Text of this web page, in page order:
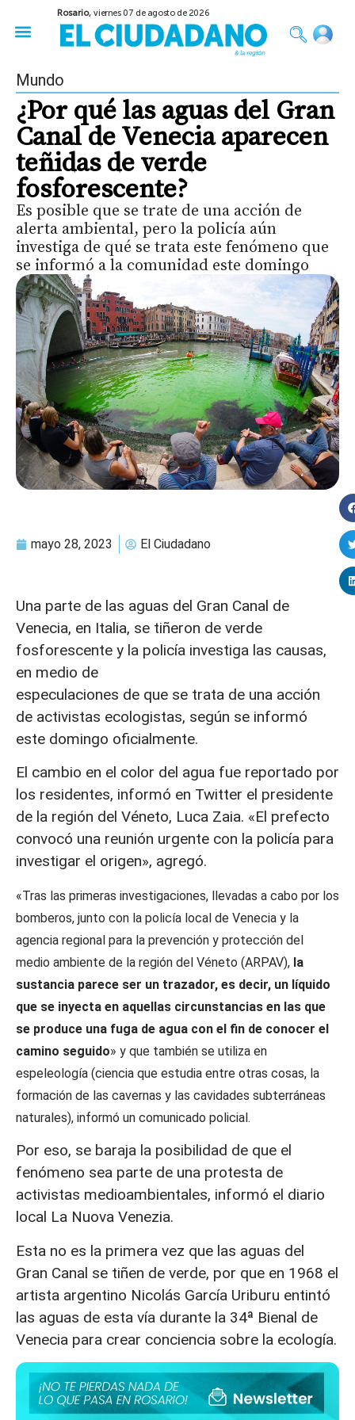
Rosario,viernes 07 de agosto de 2026
Mundo
¿Por qué las aguas del Gran
Canal de Venecia aparecen
teñidas de verde
fosforescente?
Es posible que se trate de una acción de
alerta ambiental, pero la policía aún
investiga de qué se trata este fenómeno que
se informó a la comunidad este domingo
mayo 28, 2023 El Ciudadano
Una parte de las aguas del Gran Canal de
Venecia, en Italia, se tiñeron de verde
fosforescente y la policía investiga las causas,
en medio de
especulaciones de que se trata de una acción
de activistas ecologistas, según se informó
este domingo oficialmente.
El cambio en el color del agua fue reportado por
los residentes, informó en Twitter el presidente
de la región del Véneto, Luca Zaia. «El prefecto
convocó una reunión urgente con la policía para
investigar el origen», agregó.
«Tras las primeras investigaciones, llevadas a cabo por los
bomberos, junto con la policía local de Venecia y la
agencia regional para la prevención y protección del
medio ambiente de la región del Véneto (ARPAV), la
sustancia parece ser un trazador, es decir, un líquido
que se inyecta en aquellas circunstancias en las que
se produce una fuga de agua con el fin de conocer el
camino seguido» y que también se utiliza en
espeleología (ciencia que estudia entre otras cosas, la
formación de las cavernas y las cavidades subterráneas
naturales), informó un comunicado policial.
Por eso, se baraja la posibilidad de que el
fenómeno sea parte de una protesta de
activistas medioambientales, informó el diario
local La Nuova Venezia.
Esta no es la primera vez que las aguas del
Gran Canal se tiñen de verde, por que en 1968 el
artista argentino Nicolás García Uriburu entintó
las aguas de esta vía durante la 34ª Bienal de
Venecia para crear conciencia sobre la ecología.